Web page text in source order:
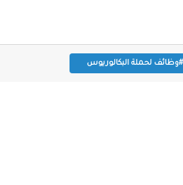
#وظائف لحملة البكالوريوس